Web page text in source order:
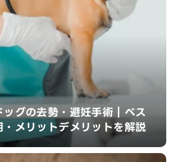
ッグの去勢・避妊手術｜ベス
・メリットデメリットを解説